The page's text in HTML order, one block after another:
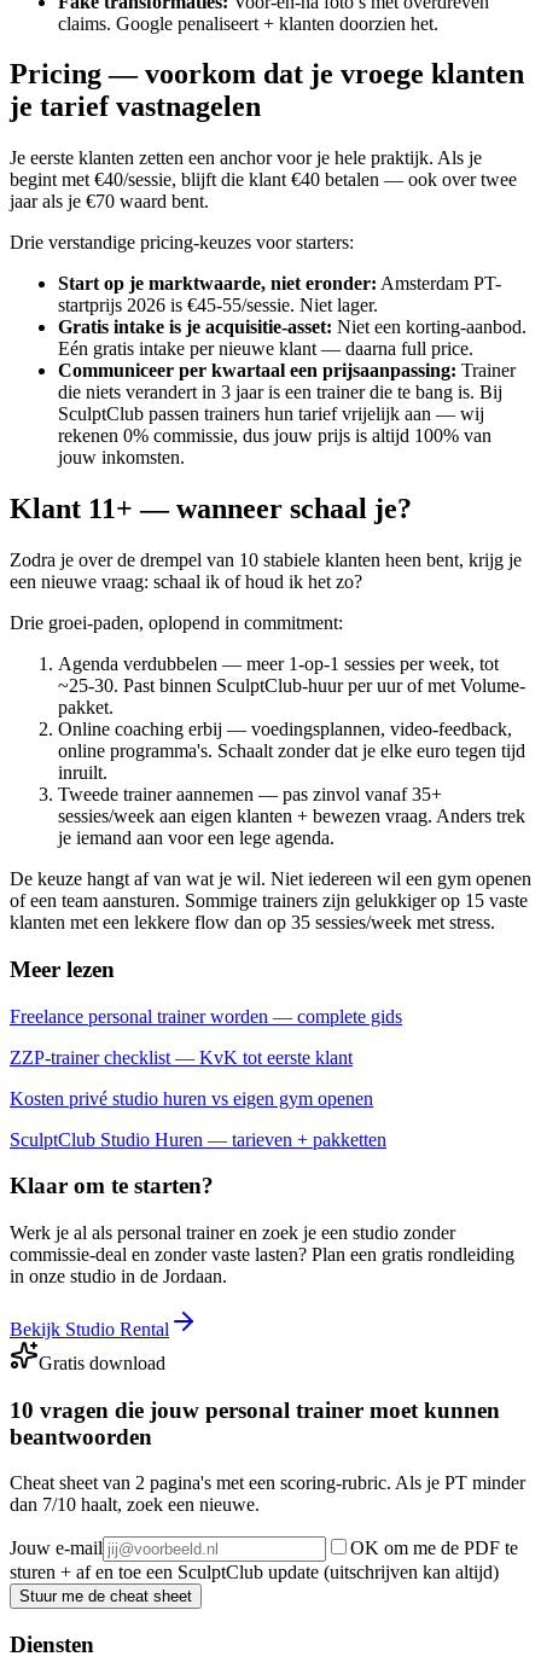
claims. Google penaliseert + klanten doorzien het.
Pricing — voorkom dat je vroege klanten
je tarief vastnagelen
Je eerste klanten zetten een anchor voor je hele praktijk. Als je
begint met €40/sessie, blijft die klant €40 betalen — ook over twee
jaar als je €70 waard bent.
Drie verstandige pricing-keuzes voor starters:
Start op je marktwaarde, niet eronder: Amsterdam PT-
startprijs 2026 is €45-55/sessie. Niet lager.
Gratis intake is je acquisitie-asset: Niet een korting-aanbod.
Eén gratis intake per nieuwe klant — daarna full price.
Communiceer per kwartaal een prijsaanpassing: Trainer
die niets verandert in 3 jaar is een trainer die te bang is. Bij
SculptClub passen trainers hun tarief vrijelijk aan — wij
rekenen 0% commissie, dus jouw prijs is altijd 100% van
jouw inkomsten.
Klant 11+ — wanneer schaal je?
Zodra je over de drempel van 10 stabiele klanten heen bent, krijg je
een nieuwe vraag: schaal ik of houd ik het zo?
Drie groei-paden, oplopend in commitment:
Agenda verdubbelen — meer 1-op-1 sessies per week, tot
~25-30. Past binnen SculptClub-huur per uur of met Volume-
pakket.
Online coaching erbij — voedingsplannen, video-feedback,
online programma's. Schaalt zonder dat je elke euro tegen tijd
inruilt.
Tweede trainer aannemen — pas zinvol vanaf 35+
sessies/week aan eigen klanten + bewezen vraag. Anders trek
je iemand aan voor een lege agenda.
De keuze hangt af van wat je wil. Niet iedereen wil een gym openen
of een team aansturen. Sommige trainers zijn gelukkiger op 15 vaste
klanten met een lekkere flow dan op 35 sessies/week met stress.
Meer lezen
Freelance personal trainer worden — complete gids
ZZP-trainer checklist — KvK tot eerste klant
Kosten privé studio huren vs eigen gym openen
SculptClub Studio Huren — tarieven + pakketten
Klaar om te starten?
Werk je al als personal trainer en zoek je een studio zonder
commissie-deal en zonder vaste lasten? Plan een gratis rondleiding
in onze studio in de Jordaan.
Bekijk Studio Rental
Gratis download
10 vragen die jouw personal trainer moet kunnen
beantwoorden
Cheat sheet van 2 pagina's met een scoring-rubric. Als je PT minder
dan 7/10 haalt, zoek een nieuwe.
Jouw e-mail
OK om me de PDF te
sturen + af en toe een SculptClub update (uitschrijven kan altijd)
Stuur me de cheat sheet
Diensten